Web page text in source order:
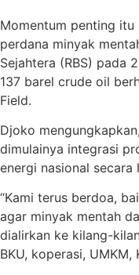
Momentum penting
perdana minyak
Sejahtera (RBS) pada
137 barel crude oil
Field.
Djoko
dimulainya integrasi
energi nasional
“Kami terus berdoa,
agar minyak mentah
dialirkan ke kilang-
BKU, koperasi, UMKM,